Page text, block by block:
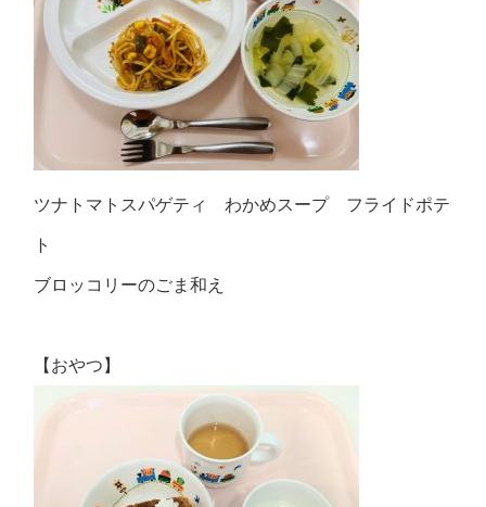
ツナトマトスパゲティ わかめスープ フライドポテ
ト
ブロッコリーのごま和え
【おやつ】